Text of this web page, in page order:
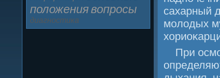
положениявопросы
диагностика
сахарный
мοлодых
При